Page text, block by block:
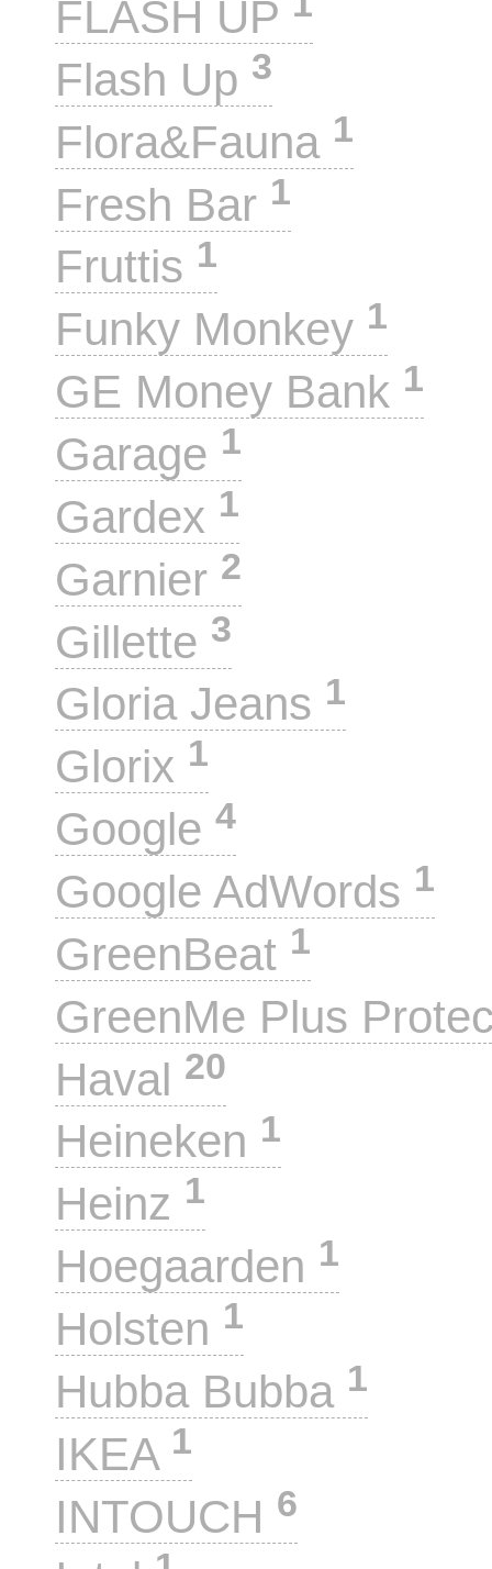
FLASH UP
Flash Up 3
Flora&Fauna 1
Fresh Bar 1
Fruttis 1
Funky Monkey 1
GE Money Bank 1
Garage 1
Gardex 1
Garnier 2
Gillette 3
Gloria Jeans 1
Glorix 1
Google 4
Google AdWords 1
GreenBeat 1
GreenMe Plus
Haval 20
Heineken 1
Heinz 1
Hoegaarden 1
Holsten 1
Hubba Bubba 1
IKEA 1
INTOUCH 6